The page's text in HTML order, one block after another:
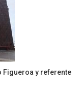
Figueroa y referente